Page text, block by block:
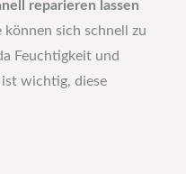
reparieren lassen
können sich schnell zu
Feuchtigkeit und
wichtig, diese